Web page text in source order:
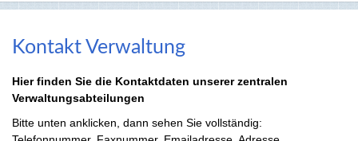
Kontakt Verwaltung
Hier finden Sie die Kontaktdaten unserer zentralen
Verwaltungsabteilungen
Bitte unten anklicken, dann sehen Sie vollständig: